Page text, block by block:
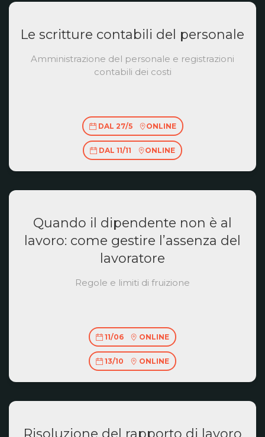
Le scritture contabili del personale
Amministrazione del personale e registrazioni
contabili dei costi
DAL 27/5 ONLINE
DAL 11/11 ONLINE
Quando il dipendente non è al
lavoro: come gestire l’assenza del
lavoratore
Regole e limiti di fruizione
11/06 ONLINE
13/10 ONLINE
Risoluzione del rapporto di lavoro